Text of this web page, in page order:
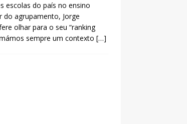
escolas do país no ensino
do agrupamento, Jorge
olhar para o seu “ranking
sempre um contexto […]